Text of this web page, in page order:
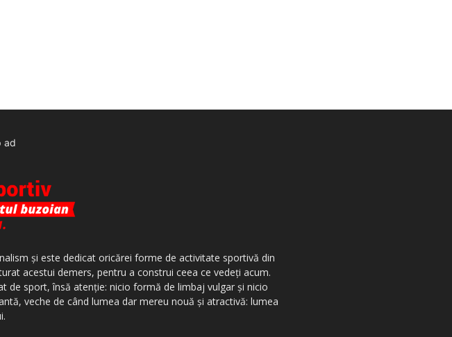
ad
şi este dedicat oricărei forme de activitate sportivă din
acestui demers, pentru a construi ceea ce vedeţi acum.
de sport, însă atenţie: nicio formă de limbaj vulgar şi nicio
veche de când lumea dar mereu nouă şi atractivă: lumea